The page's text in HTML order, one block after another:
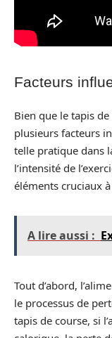
Facteurs
Bien que le tapis
plusieurs facteurs
telle pratique dans
l’intensité de
éléments cruciaux
A lire aussi :
Tout d’abord,
le processus de
tapis de course, si